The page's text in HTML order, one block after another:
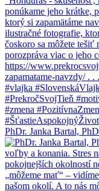
PhDr. Janka Bartal,